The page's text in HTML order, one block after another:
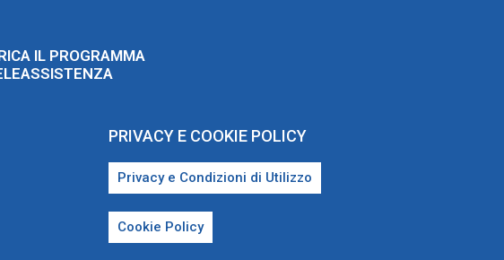
IL PROGRAMMA
PRIVACY E COOKIE POLICY
Privacy e Condizioni di Utilizzo
Cookie Policy